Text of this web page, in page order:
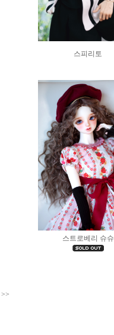
스피리토
스트로베리 슈슈
>>